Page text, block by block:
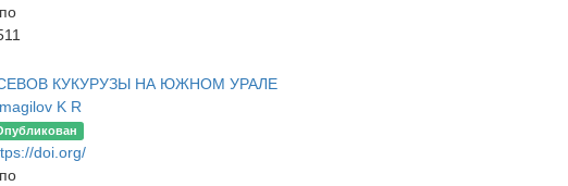
КУКУРУЗЫ НА ЮЖНОМ УРАЛЕ
K R
doi.org/